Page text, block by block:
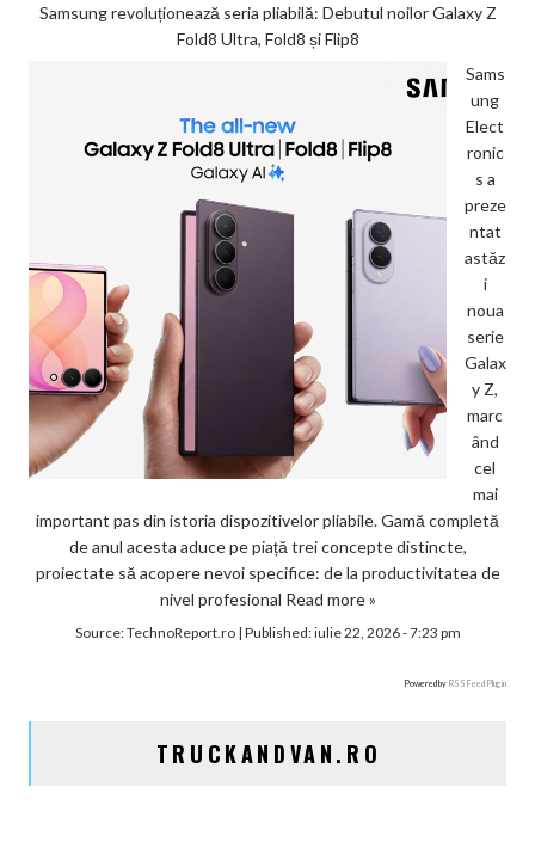
Samsung revoluționează seria pliabilă: Debutul noilor Galaxy Z
Fold8 Ultra, Fold8 și Flip8
Sams
ung
Elect
ronic
s a
preze
ntat
astăz
i
noua
serie
Galax
y Z,
marc
ând
cel
mai
important pas din istoria dispozitivelor pliabile. Gamă completă
de anul acesta aduce pe piață trei concepte distincte,
proiectate să acopere nevoi specifice: de la productivitatea de
nivel profesional Read more »
Source:TechnoReport.ro| Published:iulie 22, 2026 - 7:23 pm
Powered by RSS Feed Plugin
TRUCKANDVAN.RO